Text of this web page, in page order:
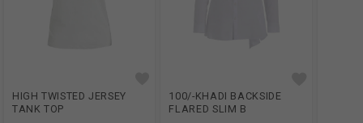
HIGH TWISTED JERSEY
TANK TOP
100/-KHADI BACKSIDE
FLARED SLIM B